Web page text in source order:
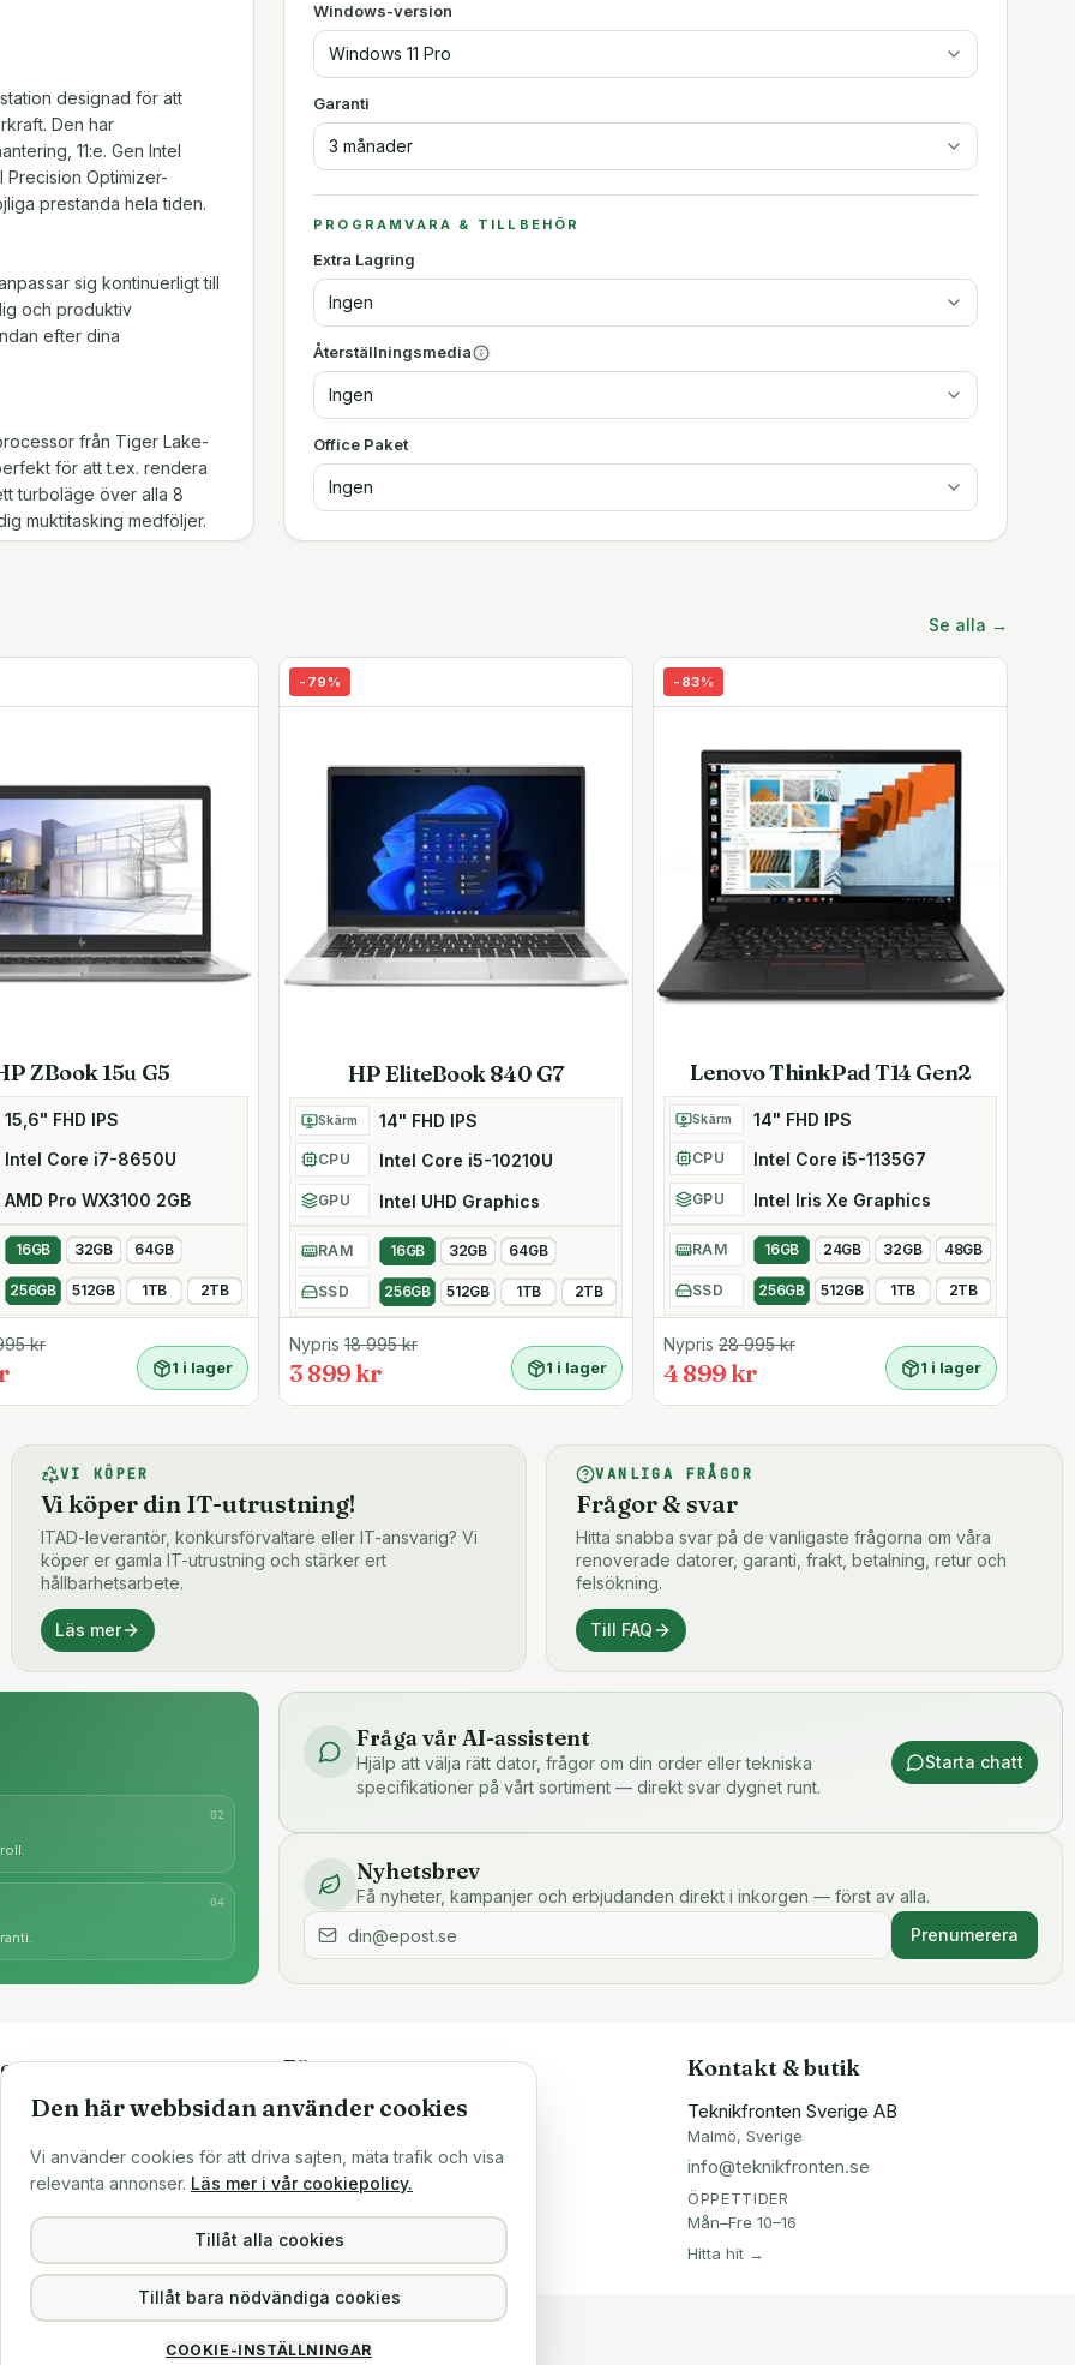
Windows-version
Windows 11 Pro
Garanti
3 månader
PROGRAMVARA & TILLBEHÖR
Extra Lagring
Ingen
Återställningsmedia
Ingen
Office Paket
Ingen
designad för att
Den har
11:e. Gen Intel
Optimizer-
prestanda hela tiden.
sig kontinuerligt till
och produktiv
efter dina
från Tiger Lake-
för att t.ex. rendera
turboläge över alla 8
muktitasking medföljer.
strålspårande
arbetsuppgifter, som
kodning,
med 8 GB GDDR6 RAM
HD 1080p-upplösning och
NVMe SSD-
några sekunder.
vändbara USB-C-
samt strömförsörjning,
en dockningsstation
externt tangentbord,
dina datorer snabbare,
aspekter.
kan hjälpa dig med
på under en timme
Se alla →
ZBook 15u G5
15,6" FHD IPS
Intel Core i7-8650U
AMD Pro WX3100 2GB
16GB 32GB 64GB
256GB 512GB 1TB 2TB
kr
1 i lager
- 79 %
HP EliteBook 840 G7
Skärm 14" FHD IPS
CPU Intel Core i5-10210U
GPU Intel UHD Graphics
RAM 16GB 32GB 64GB
SSD 256GB 512GB 1TB 2TB
Nypris 18 995kr
3 899 kr 1 i lager
- 83%
Lenovo ThinkPad T14 Gen2
Skärm 14" FHD IPS
CPU Intel Core i5-1135G7
GPU Intel Iris Xe Graphics
RAM 16GB 24GB 32GB 48GB
SSD 256GB 512GB 1TB 2TB
Nypris 28 995kr
4 899 kr 1 i lager
VI KÖPER
Vi köper din IT-utrustning!
ITAD-leverantör, konkursförvaltare eller IT-ansvarig? Vi
köper er gamla IT-utrustning och stärker ert
hållbarhetsarbete.
Läs mer
VANLIGA FRÅGOR
Frågor & svar
Hitta snabba svar på de vanligaste frågorna om våra
renoverade datorer, garanti, frakt, betalning, retur och
felsökning.
Till FAQ
02
04
Fråga vår AI-assistent
Hjälp att välja rätt dator, frågor om din order eller tekniska
specifikationer på vårt sortiment — direkt svar dygnet runt.
Starta chatt
Nyhetsbrev
Få nyheter, kampanjer och erbjudanden direkt i inkorgen — först av alla.
Prenumerera
Företaget
Om oss
Sälj till oss
Köpvillkor
Kontakt & butik
Teknikfronten Sverige AB
Malmö, Sverige
info@teknikfronten.se
ÖPPETTIDER
Mån–Fre 10–16
Hitta hit →
Den här webbsidan använder cookies
Vi använder cookies för att driva sajten, mäta trafik och visa
relevanta annonser. Läs mer i vår cookiepolicy.
Tillåt alla cookies
Tillåt bara nödvändiga cookies
COOKIE-INSTÄLLNINGAR